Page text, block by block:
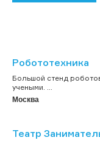
Робототехника
Большой стенд
учеными. ...
Москва
Театр